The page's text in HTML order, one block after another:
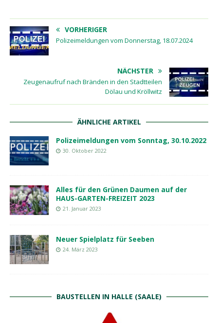
VORHERIGER
Polizeimeldungen vom Donnerstag, 18.07.2024
NÄCHSTER
Zeugenaufruf nach Bränden in den Stadtteilen
Dölau und Kröllwitz
ÄHNLICHE ARTIKEL
Polizeimeldungen vom Sonntag, 30.10.2022
30. Oktober 2022
Alles für den Grünen Daumen auf der
HAUS-GARTEN-FREIZEIT 2023
21. Januar 2023
Neuer Spielplatz für Seeben
24. März 2023
BAUSTELLEN IN HALLE (SAALE)